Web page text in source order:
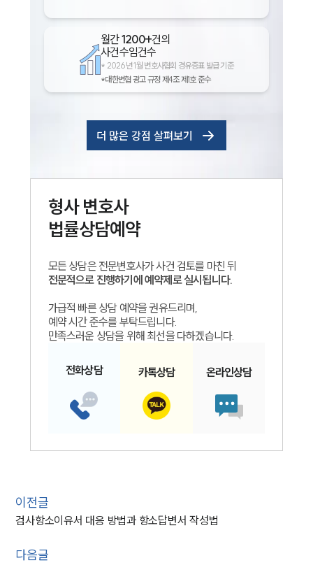
월간1200+건의
사건수임건수
* 2026년 1월 변호사협회 경유증표 발급 기준
*대한변협 광고 규정 제4조 제1호 준수
더 많은 강점 살펴보기
형사변호사
법률상담예약
모든 상담은 전문변호사가 사건 검토를 마친 뒤
전문적으로 진행하기에 예약제로 실시됩니다.
가급적 빠른 상담 예약을 권유드리며,
예약 시간 준수를 부탁드립니다.
만족스러운 상담을 위해 최선을 다하겠습니다.
전화상담 카톡상담 온라인상담
이전글
검사항소이유서 대응 방법과 항소답변서 작성법
다음글